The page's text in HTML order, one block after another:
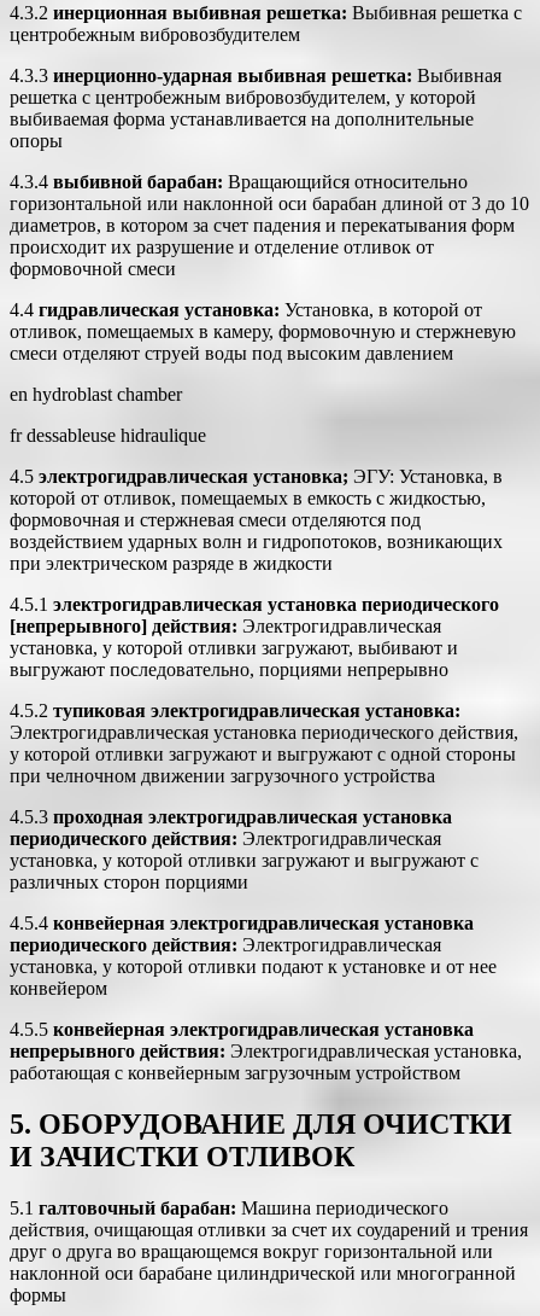
4.3.2 инерционная выбивная решетка: Выбивная решетка с
центробежным вибровозбудителем
4.3.3 инерционно-ударная выбивная решетка: Выбивная
решетка с центробежным вибровозбудителем, у которой
выбиваемая форма устанавливается на дополнительные
опоры
4.3.4 выбивной барабан: Вращающийся относительно
горизонтальной или наклонной оси барабан длиной от 3 до 10
диаметров, в котором за счет падения и перекатывания форм
происходит их разрушение и отделение отливок от
формовочной смеси
4.4 гидравлическая установка: Установка, в которой от
отливок, помещаемых в камеру, формовочную и стержневую
смеси отделяют струей воды под высоким давлением
en hydroblast chamber
fr dessableuse hidraulique
4.5 электрогидравлическая установка; ЭГУ: Установка, в
которой от отливок, помещаемых в емкость с жидкостью,
формовочная и стержневая смеси отделяются под
воздействием ударных волн и гидропотоков, возникающих
при электрическом разряде в жидкости
4.5.1 электрогидравлическая установка периодического
[непрерывного] действия: Электрогидравлическая
установка, у которой отливки загружают, выбивают и
выгружают последовательно, порциями непрерывно
4.5.2 тупиковая электрогидравлическая установка:
Электрогидравлическая установка периодического действия,
у которой отливки загружают и выгружают с одной стороны
при челночном движении загрузочного устройства
4.5.3 проходная электрогидравлическая установка
периодического действия: Электрогидравлическая
установка, у которой отливки загружают и выгружают с
различных сторон порциями
4.5.4 конвейерная электрогидравлическая установка
периодического действия: Электрогидравлическая
установка, у которой отливки подают к установке и от нее
конвейером
4.5.5 конвейерная электрогидравлическая установка
непрерывного действия: Электрогидравлическая установка,
работающая с конвейерным загрузочным устройством
5. ОБОРУДОВАНИЕ ДЛЯ ОЧИСТКИ
И ЗАЧИСТКИ ОТЛИВОК
5.1 галтовочный барабан: Машина периодического
действия, очищающая отливки за счет их соударений и трения
друг о друга во вращающемся вокруг горизонтальной или
наклонной оси барабане цилиндрической или многогранной
формы